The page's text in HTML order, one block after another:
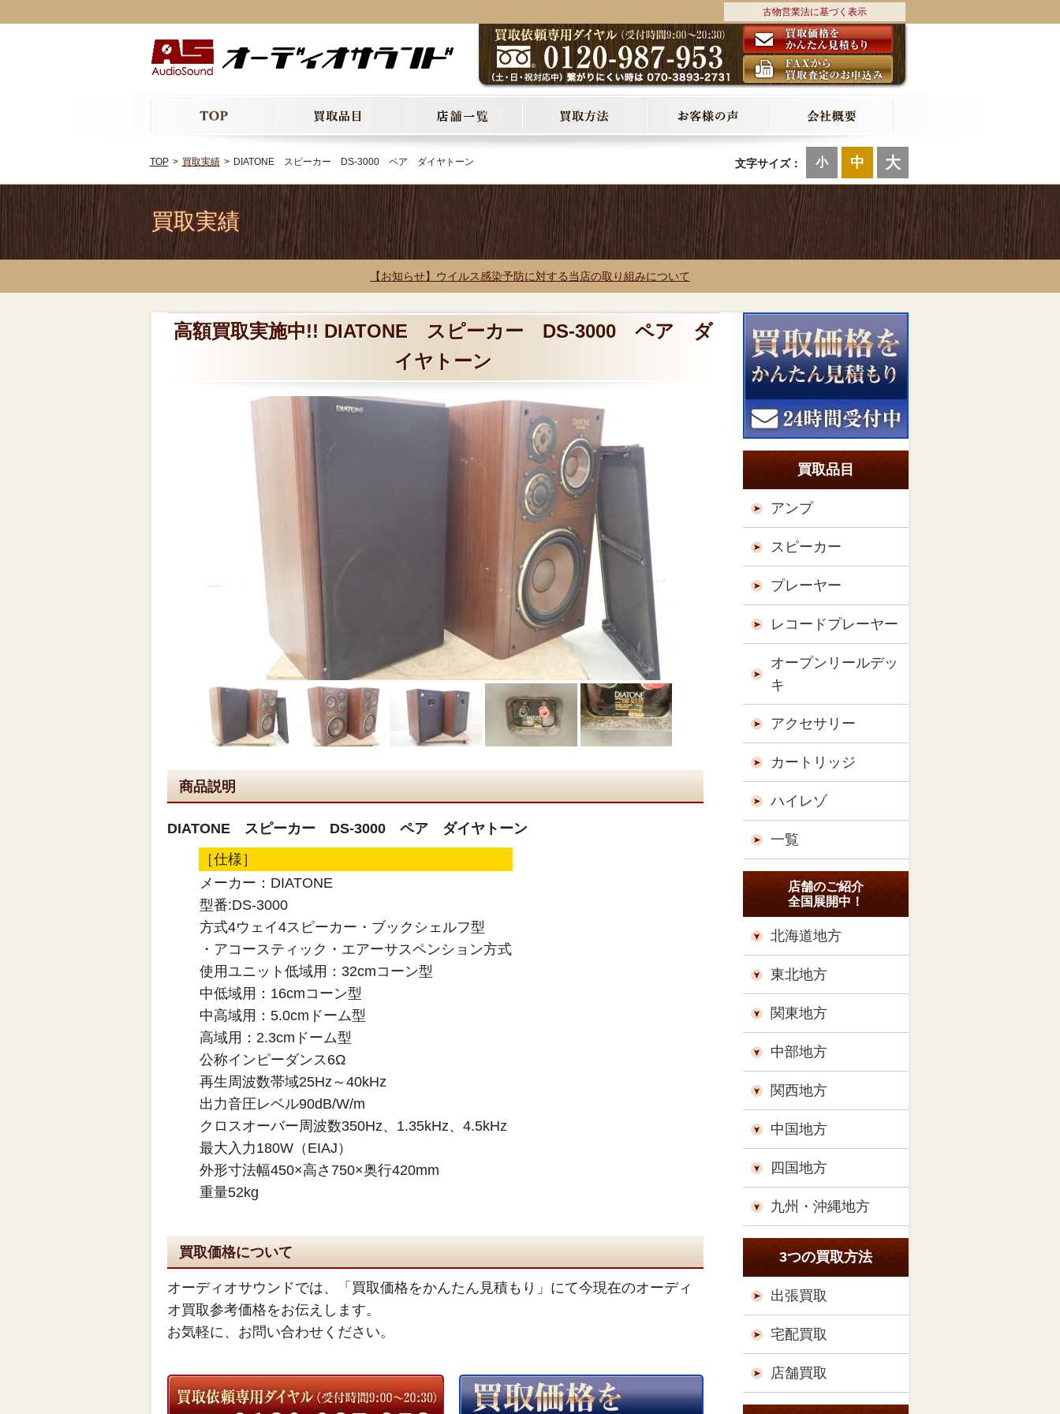
古物営業法に基づく表示
文字サイズ： 小 中 大
TOP 買取実績 DIATONE スピーカー DS-3000 ペア ダイヤトーン
買取実績
【お知らせ】ウイルス感染予防に対する当店の取り組みについて
高額買取実施中!! DIATONE スピーカー DS-3000 ペア ダ
イヤトーン
商品説明
DIATONE スピーカー DS-3000 ペア ダイヤトーン
［仕様］
メーカー：DIATONE
型番:DS-3000
方式4ウェイ4スピーカー・ブックシェルフ型
・アコースティック・エアーサスペンション方式
使用ユニット低域用：32cmコーン型
中低域用：16cmコーン型
中高域用：5.0cmドーム型
高域用：2.3cmドーム型
公称インピーダンス6Ω
再生周波数帯域25Hz～40kHz
出力音圧レベル90dB/W/m
クロスオーバー周波数350Hz、1.35kHz、4.5kHz
最大入力180W（EIAJ）
外形寸法幅450×高さ750×奥行420mm
重量52kg
買取価格について
オーディオサウンドでは、「買取価格をかんたん見積もり」にて今現在のオーディ
オ買取参考価格をお伝えします。
お気軽に、お問い合わせください。
買取品目
アンプ
スピーカー
プレーヤー
レコードプレーヤー
オープンリールデッ
キ
アクセサリー
カートリッジ
ハイレゾ
一覧
店舗のご紹介
全国展開中！
北海道地方
東北地方
関東地方
中部地方
関西地方
中国地方
四国地方
九州・沖縄地方
3つの買取方法
出張買取
宅配買取
店舗買取